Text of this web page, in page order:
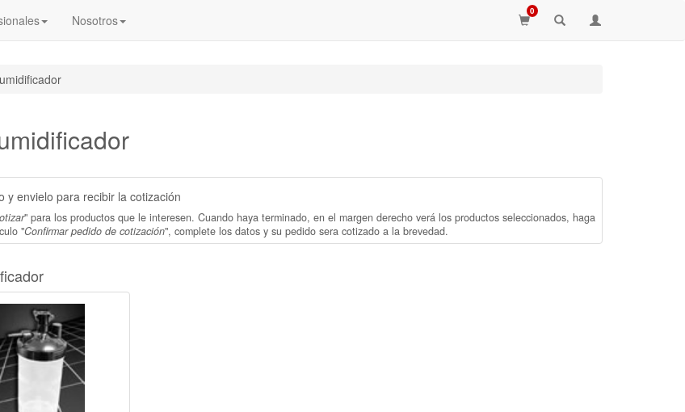
0
Nosotros
y envielo para recibir la cotización
" para los productos que le interesen. Cuando haya terminado, en el margen derecho verá los productos seleccionados, haga
"Confirmar pedido de cotización", complete los datos y su pedido sera cotizado a la brevedad.